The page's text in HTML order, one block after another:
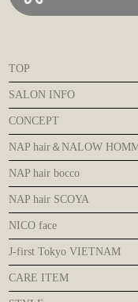
TOP
SALON INFO
CONCEPT
NAP hair＆NALOW
NAP hair bocco
NAP hair SCOYA
NICO face
J-first Tokyo VIETNAM
CARE ITEM